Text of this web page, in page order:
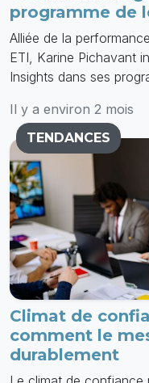
programme de
Alliée de la
ETI, Karine Pichavant
Insights dans ses
Il y a environ 2 mois
TENDANCES
Climat de
comment le
durablement